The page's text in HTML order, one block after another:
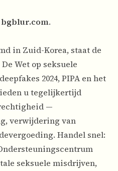
bgblur.com.
in Zuid-Korea, staat de
Wet op seksuele
2024, PIPA en het
u tegelijkertijd
—
verwijdering van
Handel snel:
seksuele misdrijven,